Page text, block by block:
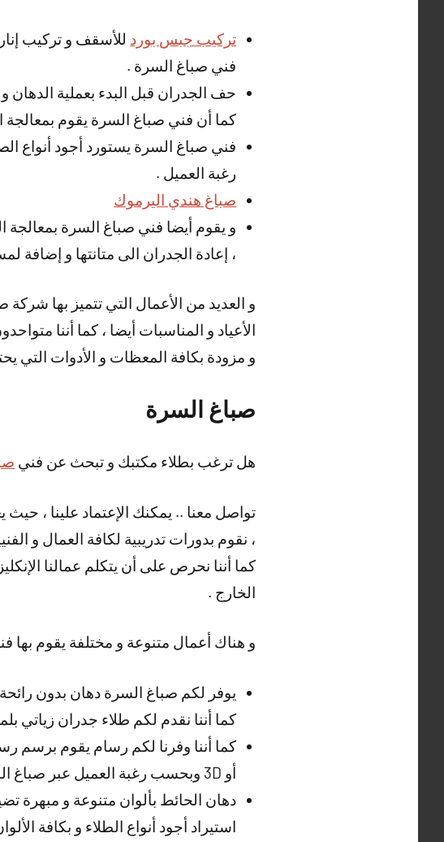
تركيب جبس بورد للأسقف و تركيب
فني صباغ السرة .
حف الجدران قبل البدء بعملية
كما أن فني صباغ السرة يقوم
فني صباغ السرة يستورد أجود أنواع
رغبة العميل .
صباغ هندي اليرموك
و يقوم أيضا فني صباغ السرة بمعالجة
، إعادة الجدران الى متانتها و إضافة
و العديد من الأعمال التي تتميز بها شركة صباغ
الأعياد و المناسبات أيضا ، كما أننا
و مزودة بكافة المعظات و الأدوات التي
صباغ السرة
هل ترغب بطلاء مكتبك و تبحث عن فني
تواصل معنا .. يمكنك الإعتماد علينا ،
، نقوم بدورات تدريبية لكافة العمال و
كما أننا نحرص على أن يتكلم عمالنا
الخارج .
و هناك أعمال متنوعة و مختلفة يقوم بها
يوفر لكم صباغ السرة دهان بدون رائحة
كما أننا نقدم لكم طلاء جدران
كما أننا وفرنا لكم رسام يقوم برسم
أو 3D وبحسب رغبة العميل عبر صباغ السرة .
دهان الحائط بألوان متنوعة و مبهرة
استيراد أجود أنواع الطلاء و بكافة